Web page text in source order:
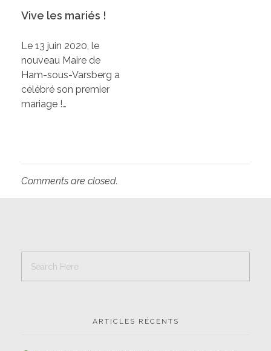
Vive les mariés !
Le 13 juin 2020, le
nouveau Maire de
Ham-sous-Varsberg a
célébré son premier
mariage !…
Comments are closed.
ARTICLES RÉCENTS